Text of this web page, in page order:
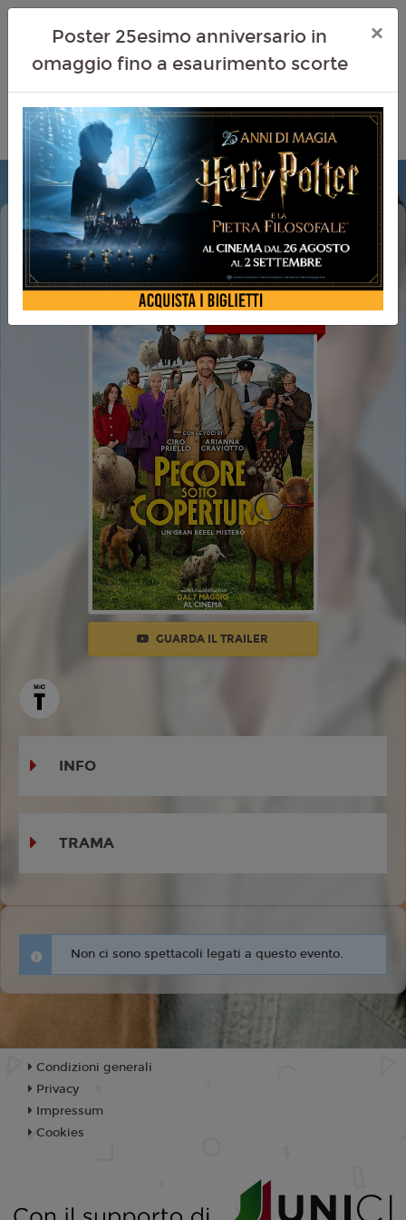
PECORE SOTTO COPERTURA (THE
SHEEP DETECTIVES)
GUARDA IL TRAILER
INFO
TRAMA
Non ci sono spettacoli legati a questo evento.
Poster 25esimo anniversario in
omaggio fino a esaurimento scorte
×
Condizioni generali
Privacy
Impressum
Cookies